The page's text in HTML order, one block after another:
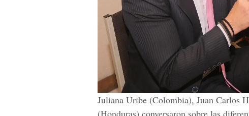
Juliana Uribe (Colombia), Juan Carlos
(Honduras) conversaron sobre las